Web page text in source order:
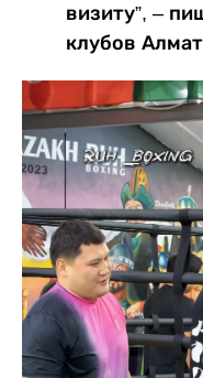
визиту”, –
клубов